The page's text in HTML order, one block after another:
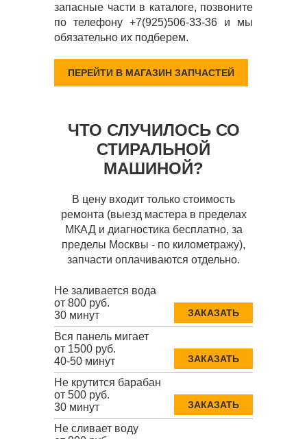
запасные части в каталоге, позвоните
по телефону +7(925)506-33-36 и мы
обязательно их подберем.
ПЕРЕЙТИ В МАГАЗИН ЗАПЧАСТЕЙ
ЧТО СЛУЧИЛОСЬ СО
СТИРАЛЬНОЙ
МАШИНОЙ?
В цену входит только стоимость
ремонта (выезд мастера в пределах
МКАД и диагностика бесплатно, за
пределы Москвы - по километражу),
запчасти оплачиваются отдельно.
Не заливается вода
от 800 руб.
30 минут
ЗАКАЗАТЬ
Вся панель мигает
от 1500 руб.
40-50 минут
ЗАКАЗАТЬ
Не крутится барабан
от 500 руб.
30 минут
ЗАКАЗАТЬ
Не сливает воду